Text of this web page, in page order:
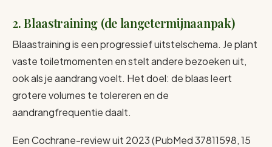
2. Blaastraining (de langetermijnaanpak)
Blaastraining is een progressief uitstelschema. Je plant
vaste toiletmomenten en stelt andere bezoeken uit,
ook als je aandrang voelt. Het doel: de blaas leert
grotere volumes te tolereren en de
aandrangfrequentie daalt.
Een Cochrane-review uit 2023 (PubMed 37811598, 15